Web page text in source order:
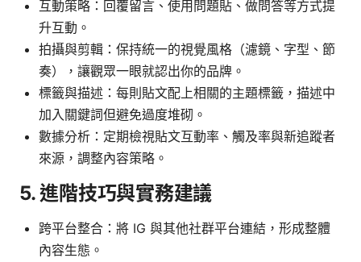
互動策略：回覆留言、使用問題貼、做問答等方式提
升互動。
拍攝與剪輯：保持統一的視覺風格（濾鏡、字型、節
奏），讓觀眾一眼就認出你的品牌。
標籤與描述：每則貼文配上相關的主題標籤，描述中
加入關鍵詞但避免過度堆砌。
數據分析：定期檢視貼文互動率、觸及率與新追蹤者
來源，調整內容策略。
5. 進階技巧與實務建議
跨平台整合：將 IG 與其他社群平台連結，形成整體
內容生態。